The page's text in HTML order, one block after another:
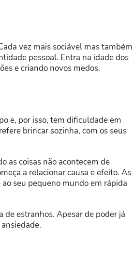
vez mais sociável mas também
pessoal. Entra na idade dos
e criando novos medos.
e, por isso, tem dificuldade em
brincar sozinha, com os seus
as coisas não acontecem de
a relacionar causa e efeito. As
seu pequeno mundo em rápida
estranhos. Apesar de poder já